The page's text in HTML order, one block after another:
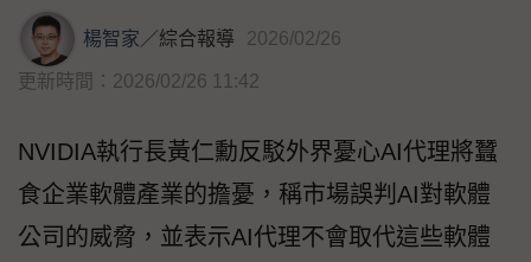
楊智家／綜合報導 2026/02/26
更新時間：2026/02/26 11:42
NVIDIA執行長黃仁勳反駁外界憂心AI代理將蠶
食企業軟體產業的擔憂，稱市場誤判AI對軟體
公司的威脅，並表示AI代理不會取代這些軟體